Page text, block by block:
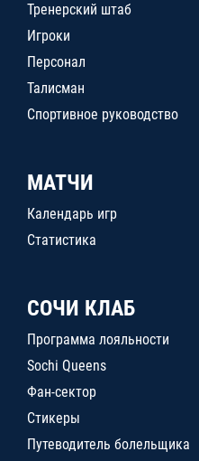
Тренерский штаб
Игроки
Персонал
Талисман
Спортивное руководство
МАТЧИ
Календарь игр
Статистика
СОЧИ КЛАБ
Программа лояльности
Sochi Queens
Фан-сектор
Стикеры
Путеводитель болельщика